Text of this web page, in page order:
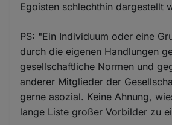
Egoisten schlechthin dargestellt
PS: "Ein Individuum oder eine
durch die eigenen Handlungen
gesellschaftliche Normen und
anderer Mitglieder der
gerne asozial. Keine Ahnung,
lange Liste großer Vorbilder zu